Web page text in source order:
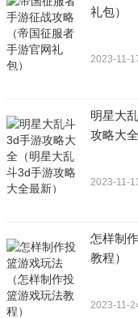
礼包）
2023-11-
明星大
攻略大全
2023-11-
怎样制
教程）
2023-11-